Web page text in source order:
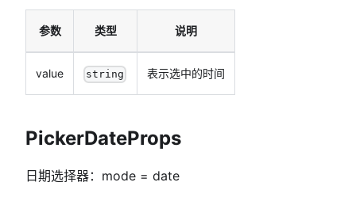
参数 类型 说明
value string 表示选中的时间
PickerDateProps
日期选择器：mode = date